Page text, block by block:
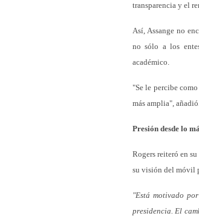
transparencia y el
Así, Assange no
no sólo a los
académico.
"Se le percibe
más amplia",
Presión desde lo
Rogers reiteró en
su visión del móvil
"Está motivado
presidencia. El